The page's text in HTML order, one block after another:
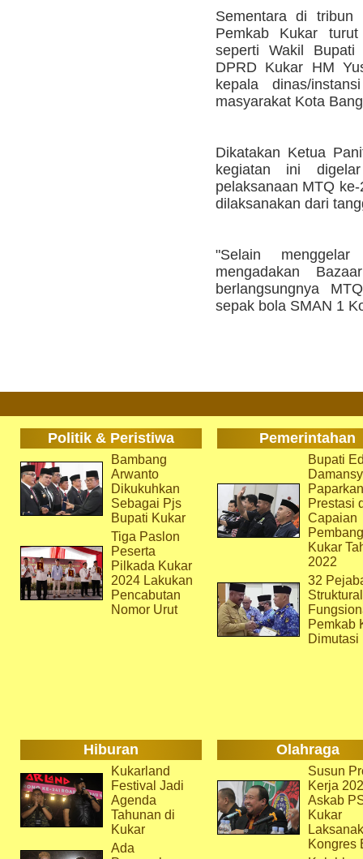
Sementara di tribun
Pemkab Kukar
seperti Wakil
DPRD Kukar HM
kepala dinas/
masyarakat Kota
Dikatakan Ketua
kegiatan ini
pelaksanaan MTQ
dilaksanakan dari
"Selain
mengadakan
berlangsungnya
sepak bola SMAN 1
Politik & Peristiwa Pemerintahan
Bambang
Arwanto
Dikukuhkan
Sebagai Pjs
Bupati Kukar
Tiga Paslon
Peserta
Pilkada Kukar
2024 Lakukan
Pencabutan
Nomor Urut
Bupati
Paparkan
Prestasi
Capaian
Kukar
2022
32
Pemkab
Dimutasi
Hiburan Olahraga
Kukarland
Festival Jadi
Agenda
Tahunan di
Kukar
Ada
Susun
Kerja
Askab
Kukar
Kongres